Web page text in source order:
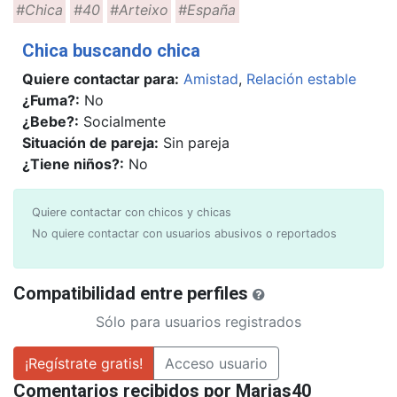
#Chica
#40 #Arteixo #España
Chica buscando chica
Quiere contactar para: Amistad, Relación estable
¿Fuma?: No
¿Bebe?: Socialmente
Situación de pareja: Sin pareja
¿Tiene niños?: No
Quiere contactar con chicos y chicas
No quiere contactar con usuarios abusivos o reportados
Compatibilidad entre perfiles
Sólo para usuarios registrados
¡Regístrate gratis! Acceso usuario
Comentarios recibidos por Marias40